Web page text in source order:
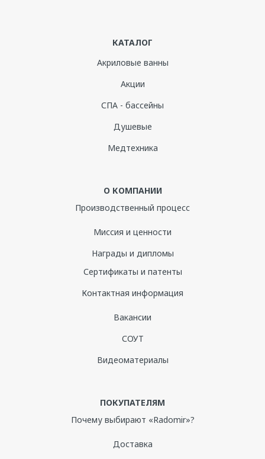
КАТАЛОГ
Акриловые ванны
Акции
СПА - бассейны
Душевые
Медтехника
О КОМПАНИИ
Производственный процесс
Миссия и ценности
Награды и дипломы
Сертификаты и патенты
Контактная информация
Вакансии
СОУТ
Видеоматериалы
ПОКУПАТЕЛЯМ
Почему выбирают «Radomir»?
Доставка